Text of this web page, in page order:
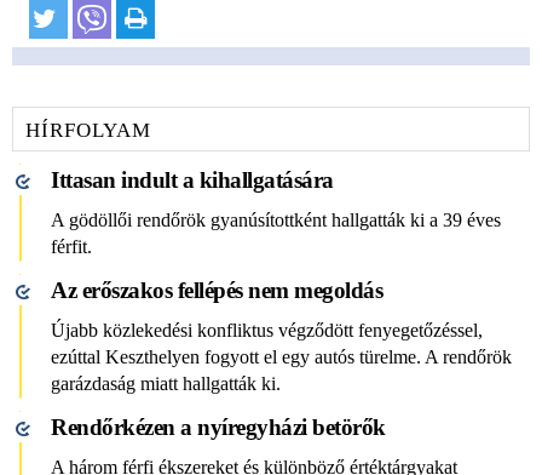
HÍRFOLYAM
Ittasan indult a kihallgatására
A gödöllői rendőrök gyanúsítottként hallgatták ki a 39 éves
férfit.
Az erőszakos fellépés nem megoldás
Újabb közlekedési konfliktus végződött fenyegetőzéssel,
ezúttal Keszthelyen fogyott el egy autós türelme. A rendőrök
garázdaság miatt hallgatták ki.
Rendőrkézen a nyíregyházi betörők
A három férfi ékszereket és különböző értéktárgyakat